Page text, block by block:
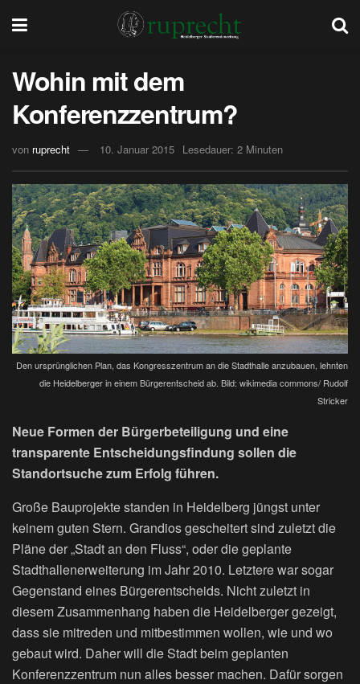
Wohin mit dem
Konferenzzentrum?
von ruprecht 10. Januar 2015 Lesedauer: 2 Minuten
Den ursprünglichen Plan, das Kongresszentrum an die Stadthalle anzubauen, lehnten
die Heidelberger in einem Bürgerentscheid ab. Bild: wikimedia commons/ Rudolf
Stricker
Neue Formen der Bürgerbeteiligung und eine
transparente Entscheidungsfindung sollen die
Standortsuche zum Erfolg führen.
Große Bauprojekte standen in Heidelberg jüngst unter
keinem guten Stern. Grandios gescheitert sind zuletzt die
Pläne der „Stadt an den Fluss“, oder die geplante
Stadthallenerweiterung im Jahr 2010. Letztere war sogar
Gegenstand eines Bürgerentscheids. Nicht zuletzt in
diesem Zusammenhang haben die Heidelberger gezeigt,
dass sie mitreden und mitbestimmen wollen, wie und wo
gebaut wird. Daher will die Stadt beim geplanten
Konferenzzentrum nun alles besser machen. Dafür sorgen